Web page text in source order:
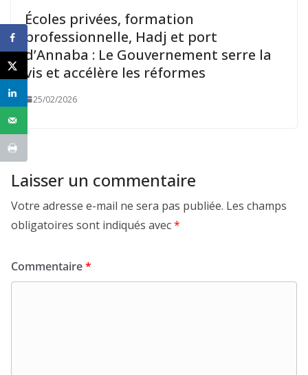
Écoles privées, formation
professionnelle, Hadj et port
d’Annaba : Le Gouvernement serre la
vis et accélère les réformes
25/02/2026
Laisser un commentaire
Votre adresse e-mail ne sera pas publiée. Les champs
obligatoires sont indiqués avec*
Commentaire*